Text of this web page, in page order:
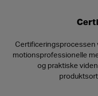
motionsprofessionelle
og praktiske